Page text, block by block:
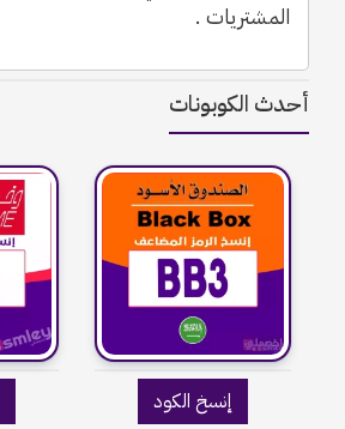
المشتريات .
أحدث الكوبونات
إنسخ الكود